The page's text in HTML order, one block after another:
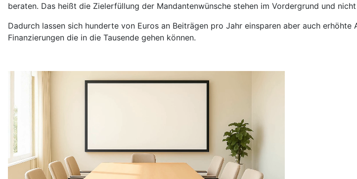
beraten. Das heißt die Zielerfüllung der Mandantenwünsche stehen im Vordergrund und
Dadurch lassen sich hunderte von Euros an Beiträgen pro Jahr einsparen aber auch
Finanzierungen die in die Tausende gehen können.